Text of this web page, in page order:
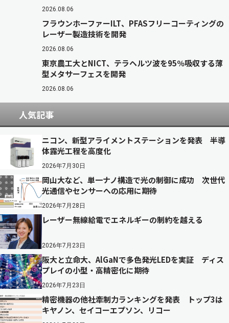
2026.08.06
フラウンホーファーILT、PFASフリーコーティングの
レーザー製造技術を開発
2026.08.06
東京農工大とNICT、テラヘルツ波を95％吸収する薄
型メタサーフェスを開発
2026.08.06
人気記事
ニコン、新型アライメントステーションを発表 半導
体露光工程を高度化
2026年7月30日
岡山大など、単一ナノ構造で光の制御に成功 次世代
光通信やセンサーへの応用に期待
2026年7月28日
レーザー無線給電でエネルギーの制約を越える
2026年7月23日
阪大と立命大、AlGaNで多色発光LEDを実証 ディス
プレイの小型・高精密化に期待
2026年7月23日
精密機器の他社牽制力ランキングを発表 トップ3は
キヤノン、セイコーエプソン、リコー